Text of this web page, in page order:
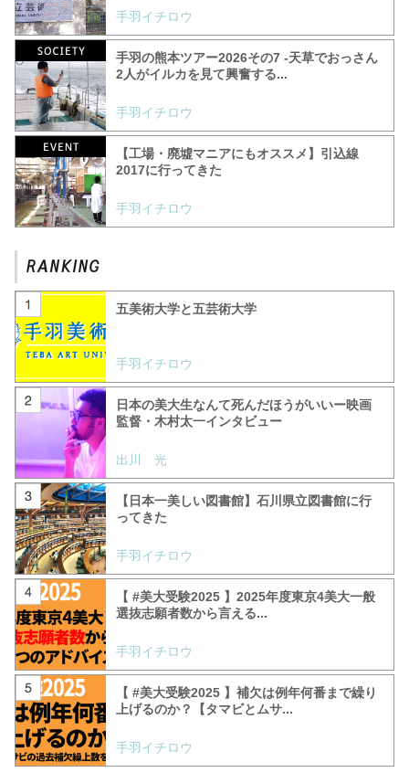
手羽イチロウ
手羽の熊本ツアー2026その7 -天草でおっさん
2人がイルカを見て興奮する...
手羽イチロウ
【工場・廃墟マニアにもオススメ】引込線
2017に行ってきた
手羽イチロウ
五美術大学と五芸術大学
手羽イチロウ
日本の美大生なんて死んだほうがいいー映画
監督・木村太一インタビュー
出川 光
【日本一美しい図書館】石川県立図書館に行
ってきた
手羽イチロウ
【 #美大受験2025 】2025年度東京4美大一般
選抜志願者数から言える...
手羽イチロウ
【 #美大受験2025 】補欠は例年何番まで繰り
上げるのか？【タマビとムサ...
手羽イチロウ